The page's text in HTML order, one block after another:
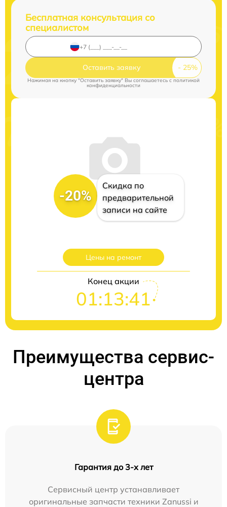
Бесплатная консультация со
специалистом
Оставить заявку
Нажимая на кнопку "Оставить заявку" Вы соглашаетесь cполитикой
конфиденциальности
-20%
Скидка по
предварительной
записи на сайте
Цены на ремонт
Конец акции
01:13:40
Преимущества сервис-
центра
Гарантия до 3-х лет
Сервисный центр устанавливает
оригинальные запчасти техники Zanussi и